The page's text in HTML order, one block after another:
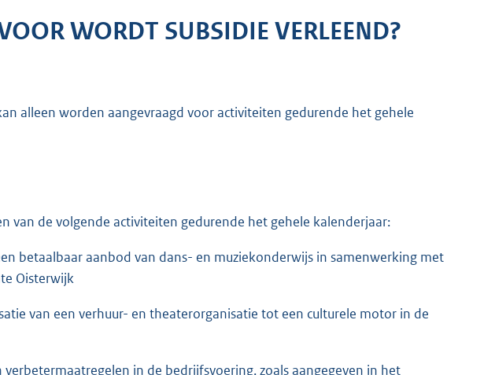
WORDT SUBSIDIE VERLEEND?
alleen worden aangevraagd voor activiteiten gedurende het gehele
van de volgende activiteiten gedurende het gehele kalenderjaar:
betaalbaar aanbod van dans- en muziekonderwijs in samenwerking met
Oisterwijk
van een verhuur- en theaterorganisatie tot een culturele motor in de
in de bedrijfsvoering, zoals aangegeven in het